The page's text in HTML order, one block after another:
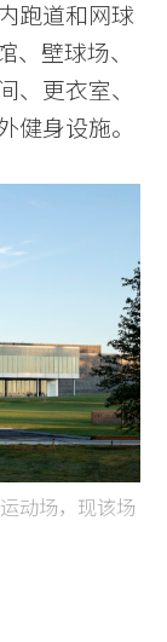
跑道和网球
、壁球场、
、更衣室、
健身设施。
动场，现该场